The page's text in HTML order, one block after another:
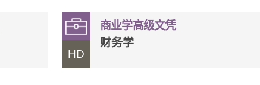
HD
商业学高级文凭
财务学